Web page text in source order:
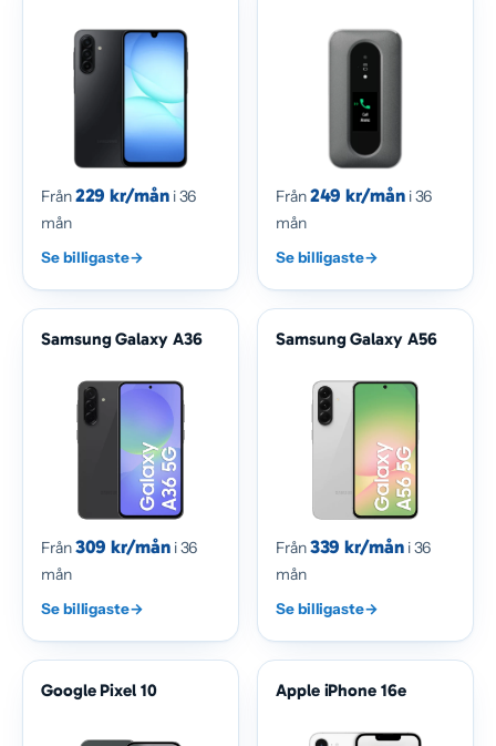
Från229 kr/måni 36
mån
Se billigaste→
Från249 kr/måni 36
mån
Se billigaste→
Samsung Galaxy A36
Från309 kr/måni 36
mån
Se billigaste→
Samsung Galaxy A56
Från339 kr/måni 36
mån
Se billigaste→
Google Pixel 10 Apple iPhone 16e